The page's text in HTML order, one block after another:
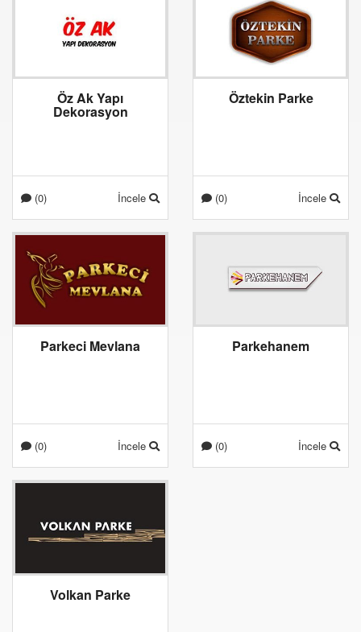
Öz Ak Yapı
Dekorasyon
(0) İncele
Öztekin Parke
(0) İncele
Parkeci Mevlana
(0) İncele
Parkehanem
(0) İncele
Volkan Parke